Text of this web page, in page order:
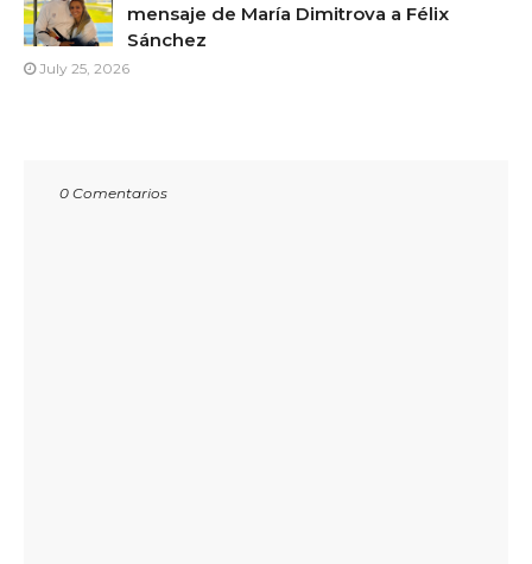
mensaje de María Dimitrova a Félix
Sánchez
July 25, 2026
0 Comentarios